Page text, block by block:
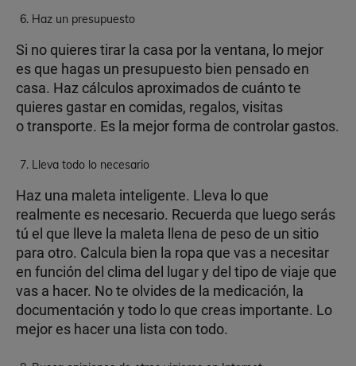
Haz un presupuesto
Si no quieres tirar la casa por la ventana, lo mejor
es que hagas un presupuesto bien pensado en
casa. Haz cálculos aproximados de cuánto te
quieres gastar en comidas, regalos, visitas
o transporte. Es la mejor forma de controlar gastos.
Lleva todo lo necesario
Haz una maleta inteligente. Lleva lo que
realmente es necesario. Recuerda que luego serás
tú el que lleve la maleta llena de peso de un sitio
para otro. Calcula bien la ropa que vas a necesitar
en función del clima del lugar y del tipo de viaje que
vas a hacer. No te olvides de la medicación, la
documentación y todo lo que creas importante. Lo
mejor es hacer una lista con todo.